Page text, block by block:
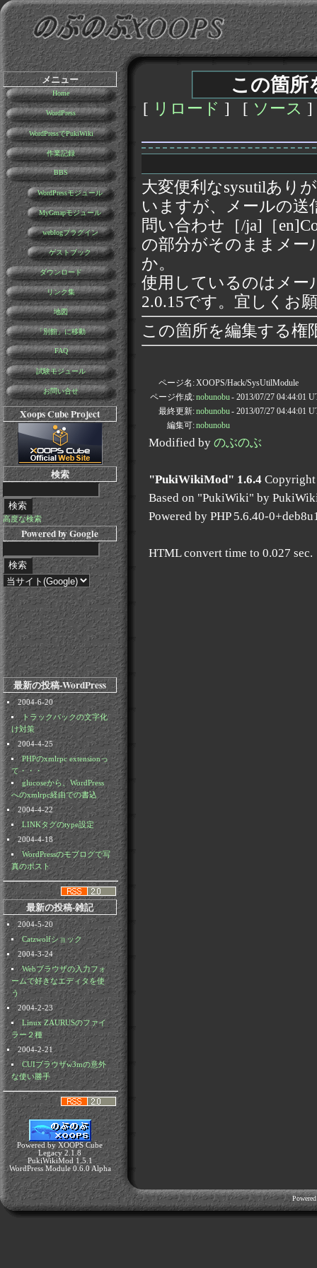
メニュー
Home
WordPress
WordPressでPukiWiki
作業記録
BBS
WordPressモジュール
MyGmapモジュール
weblogプラグイン
ゲストブック
ダウンロード
リンク集
地図
「別館」に移動
FAQ
試験モジュール
お問い合せ
Xoops Cube Project
検索
高度な検索
Powered by Google
最新の投稿-WordPress
2004-6-20
トラックバックの文字化
け対策
2004-4-25
PHPのxmlrpc extensionっ
て・・・
glucoseから、WordPress
へのxmlrpc経由での書込
2004-4-22
LINKタグのtype設定
2004-4-18
WordPressのモブログで写
真のポスト
最新の投稿-雑記
2004-5-20
Catzwolfショック
2004-3-24
Webブラウザの入力フォ
ームで好きなエディタを使
う
2004-2-23
Linux ZAURUSのファイ
ラー２種
2004-2-21
CUIブラウザw3mの意外
な使い勝手
Powered by XOOPS Cube
Legacy 2.1.8
PukiWikiMod 1.5.1
WordPress Module 0.6.0 Alpha
この箇所
[ リロード ] [ ソース
大変便利なsysutilあり
いますが、メールの
問い合わせ［/ja]［
の部分がそのままメ
か。
使用しているのはメー
2.0.15です。宜しくお
この箇所を編集する権
ページ名:XOOPS/Hack/SysUtilModule
ページ作成:nobunobu- 2013/07/27 04:44:01
最終更新:nobunobu- 2013/07/27 04:44:01
編集可:nobunobu
Modified by のぶのぶ
"PukiWikiMod" 1.6.4
Based on "PukiWiki" by
Powered by PHP 5.6.40-
HTML convert time to 0.027 sec.